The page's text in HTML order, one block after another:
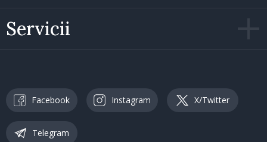
Servicii
Facebook Instagram X/Twitter
Telegram